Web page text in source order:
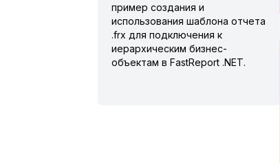
пример создания и
использования шаблона отчета
.frx для подключения к
иерархическим бизнес-
объектам в FastReport .NET.